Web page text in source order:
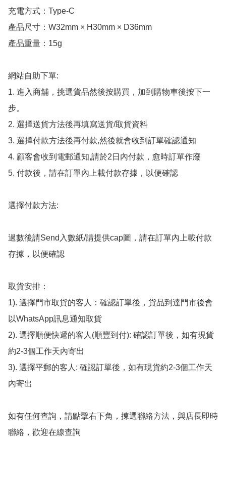
充電方式：Type-C
產品尺寸：W32mm × H30mm × D36mm
產品重量：15g
網站自助下單:
1. 進入商舖，挑選貨品然後按購買，加到購物車後按下一
步。
2. 選擇送貨方法後再填寫送貨/取貨資料
3. 選擇付款方法後再付款,然後就會收到訂單確認通知
4. 顧客會收到電郵通知,請於2日內付款，愈時訂單作廢
5. 付款後，請在訂單內上載付款存據，以便確認
選擇付款方法:
過數後請Send入數紙/請提供cap圖，請在訂單內上載付款
存據，以便確認
取貨安排：
1). 選擇門市取貨的客人：確認訂單後，貨品到達門市後會
以WhatsApp訊息通知取貨
2). 選擇順便快遞的客人(順豐到付): 確認訂單後，如有現貨
約2-3個工作天內寄出
3). 選擇平郵的客人: 確認訂單後，如有現貨約2-3個工作天
內寄出
如有任何查詢，請點擊右下角，揀選聯絡方法，與店長即時
聯絡，歡迎在線查詢